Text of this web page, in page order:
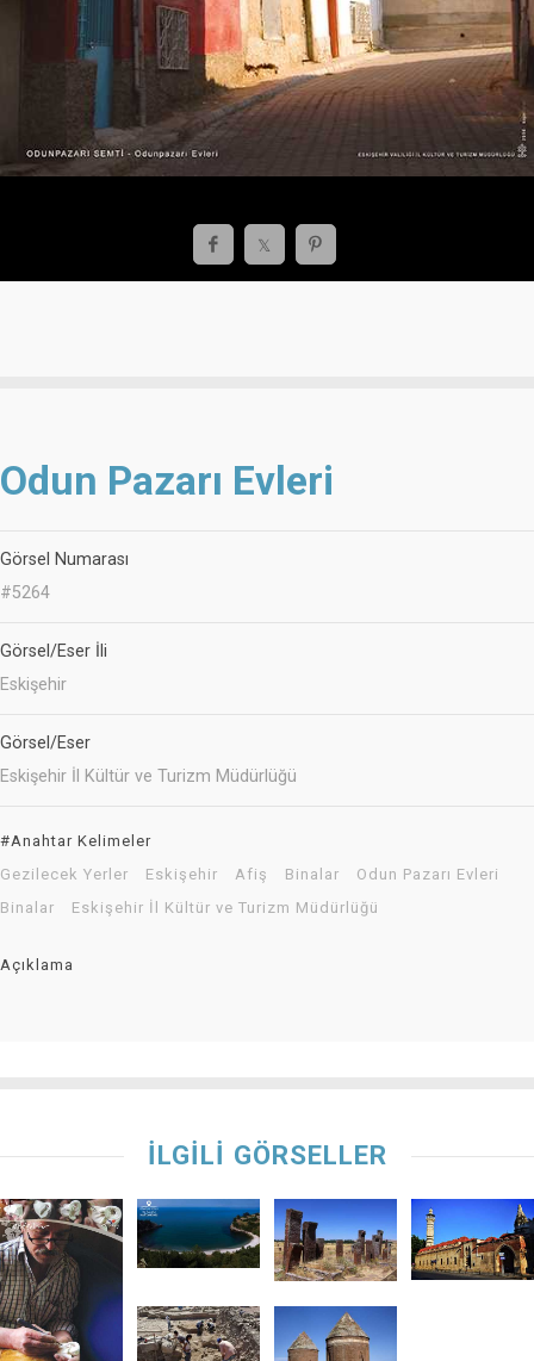
Odun Pazarı Evleri
Görsel Numarası
#5264
Görsel/Eser İli
Eskişehir
Görsel/Eser
Eskişehir İl Kültür ve Turizm Müdürlüğü
#Anahtar Kelimeler
Gezilecek Yerler
Eskişehir Afiş Binalar
Odun Pazarı Evleri
Binalar
Eskişehir İl Kültür ve Turizm Müdürlüğü
Açıklama
İLGİLİ GÖRSELLER